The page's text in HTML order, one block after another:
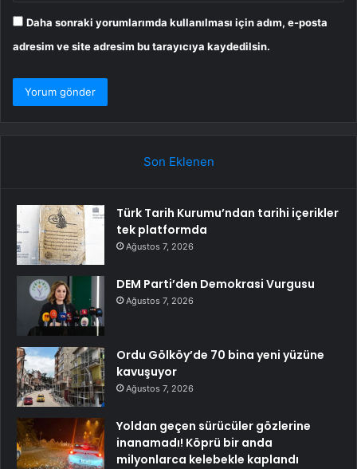
Daha sonraki yorumlarımda kullanılması için adım, e-posta
adresim ve site adresim bu tarayıcıya kaydedilsin.
Son Eklenen
Türk Tarih Kurumu’ndan tarihi içerikler
tek platformda
Ağustos 7, 2026
DEM Parti’den Demokrasi Vurgusu
Ağustos 7, 2026
Ordu Gölköy’de 70 bina yeni yüzüne
kavuşuyor
Ağustos 7, 2026
Yoldan geçen sürücüler gözlerine
inanamadı! Köprü bir anda
milyonlarca kelebekle kaplandı